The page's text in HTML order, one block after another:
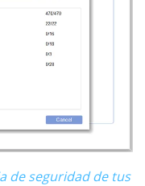
de seguridad de tus